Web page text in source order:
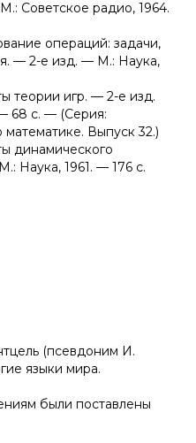
Советское радио, 1964.
операций: задачи,
— 2-е изд. — М.: Наука,
теории игр. — 2-е изд.
68 с. — (Серия:
Выпуск 32.)
динамического
Наука, 1961. — 176 с.
(псевдоним И.
языки мира.
были поставлены